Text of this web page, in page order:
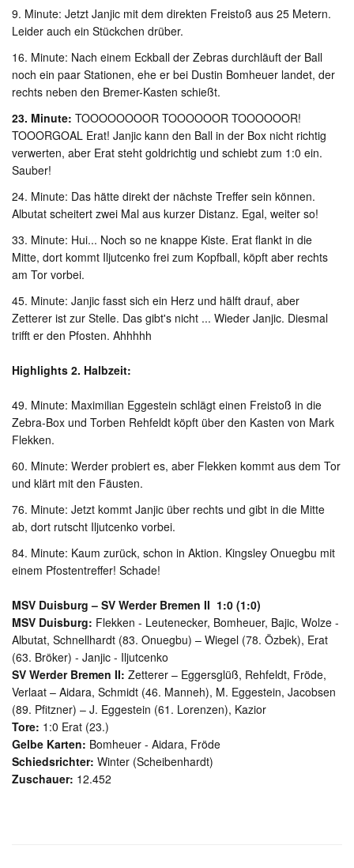
9. Minute: Jetzt Janjic mit dem direkten Freistoß aus 25 Metern.
Leider auch ein Stückchen drüber.
16. Minute: Nach einem Eckball der Zebras durchläuft der Ball
noch ein paar Stationen, ehe er bei Dustin Bomheuer landet, der
rechts neben den Bremer-Kasten schießt.
23. Minute: TOOOOOOOOR TOOOOOOR TOOOOOOR!
TOOORGOAL Erat! Janjic kann den Ball in der Box nicht richtig
verwerten, aber Erat steht goldrichtig und schiebt zum 1:0 ein.
Sauber!
24. Minute: Das hätte direkt der nächste Treffer sein können.
Albutat scheitert zwei Mal aus kurzer Distanz. Egal, weiter so!
33. Minute: Hui... Noch so ne knappe Kiste. Erat flankt in die
Mitte, dort kommt Iljutcenko frei zum Kopfball, köpft aber rechts
am Tor vorbei.
45. Minute: Janjic fasst sich ein Herz und hälft drauf, aber
Zetterer ist zur Stelle. Das gibt's nicht ... Wieder Janjic. Diesmal
trifft er den Pfosten. Ahhhhh
Highlights 2. Halbzeit:
49. Minute: Maximilian Eggestein schlägt einen Freistoß in die
Zebra-Box und Torben Rehfeldt köpft über den Kasten von Mark
Flekken.
60. Minute: Werder probiert es, aber Flekken kommt aus dem Tor
und klärt mit den Fäusten.
76. Minute: Jetzt kommt Janjic über rechts und gibt in die Mitte
ab, dort rutscht Iljutcenko vorbei.
84. Minute: Kaum zurück, schon in Aktion. Kingsley Onuegbu mit
einem Pfostentreffer! Schade!
MSV Duisburg – SV Werder Bremen II 1:0 (1:0)
MSV Duisburg: Flekken - Leutenecker, Bomheuer, Bajic, Wolze -
Albutat, Schnellhardt (83. Onuegbu) – Wiegel (78. Özbek), Erat
(63. Bröker) - Janjic - Iljutcenko
SV Werder Bremen II: Zetterer – Eggersglüß, Rehfeldt, Fröde,
Verlaat – Aidara, Schmidt (46. Manneh), M. Eggestein, Jacobsen
(89. Pfitzner) – J. Eggestein (61. Lorenzen), Kazior
Tore: 1:0 Erat (23.)
Gelbe Karten: Bomheuer - Aidara, Fröde
Schiedsrichter: Winter (Scheibenhardt)
Zuschauer: 12.452